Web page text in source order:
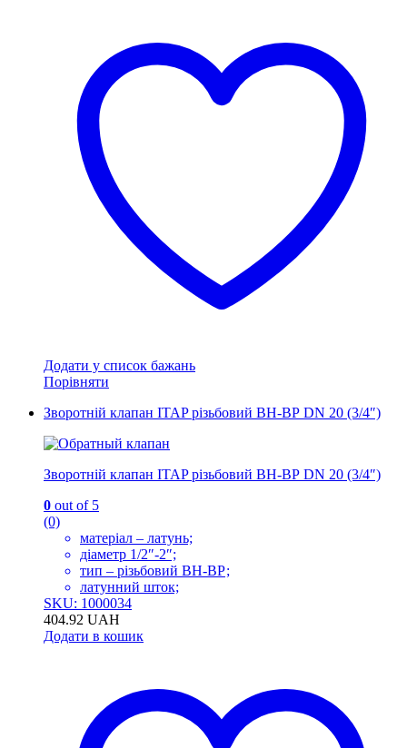
Додати у список бажань
Порівняти
Зворотній клапан ITAP різьбовий ВН-ВР DN 20 (3/4″)
Зворотній клапан ITAP різьбовий ВН-ВР DN 20 (3/4″)
0 out of 5
(0)
матеріал – латунь;
діаметр 1/2″-2″;
тип – різьбовий ВН-ВР;
латунний шток;
SKU: 1000034
404.92 UAH
Додати в кошик